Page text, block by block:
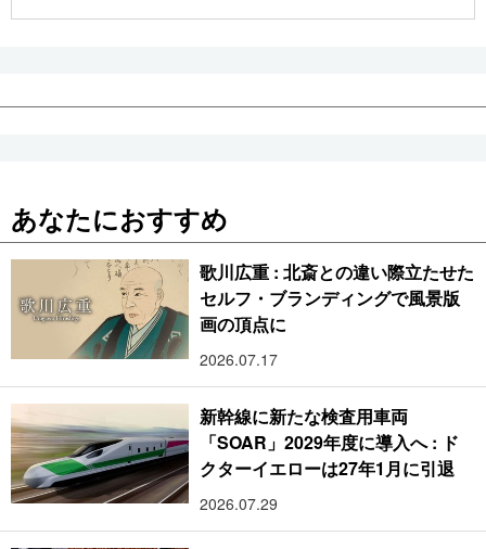
あなたにおすすめ
歌川広重 : 北斎との違い際立たせた
セルフ・ブランディングで風景版
画の頂点に
2026.07.17
新幹線に新たな検査用車両
「SOAR」2029年度に導入へ : ド
クターイエローは27年1月に引退
2026.07.29